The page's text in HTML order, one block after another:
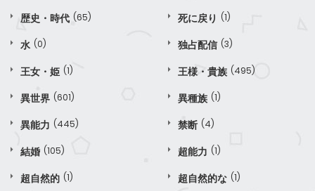
歴史・時代 (65) 死に戻り (1)
水 (0) 独占配信 (3)
王女・姫 (1) 王様・貴族 (495)
異世界 (601) 異種族 (1)
異能力 (445) 禁断 (4)
結婚 (105) 超能力 (1)
超自然的 (1) 超自然的な (1)